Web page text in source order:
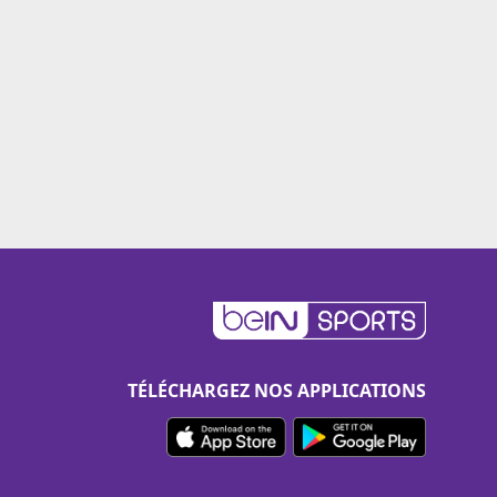
TÉLÉCHARGEZ NOS APPLICATIONS